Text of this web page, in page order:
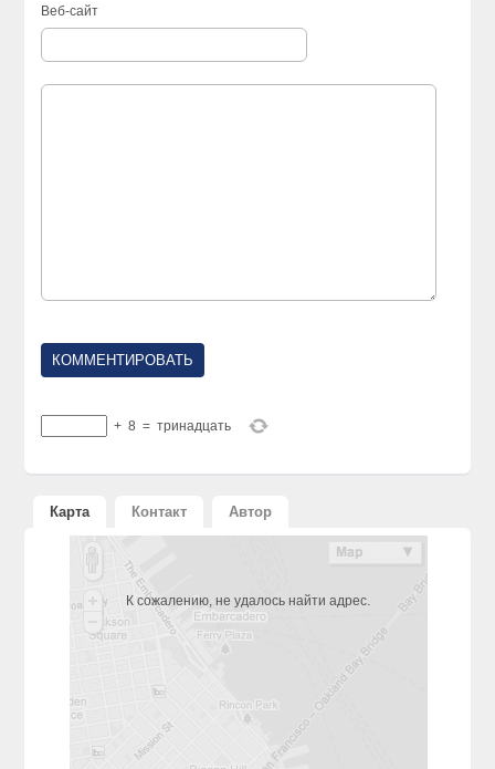
Веб-сайт
+ 8 = тринадцать
Карта Контакт Автор
К сожалению, не удалось найти адрес.